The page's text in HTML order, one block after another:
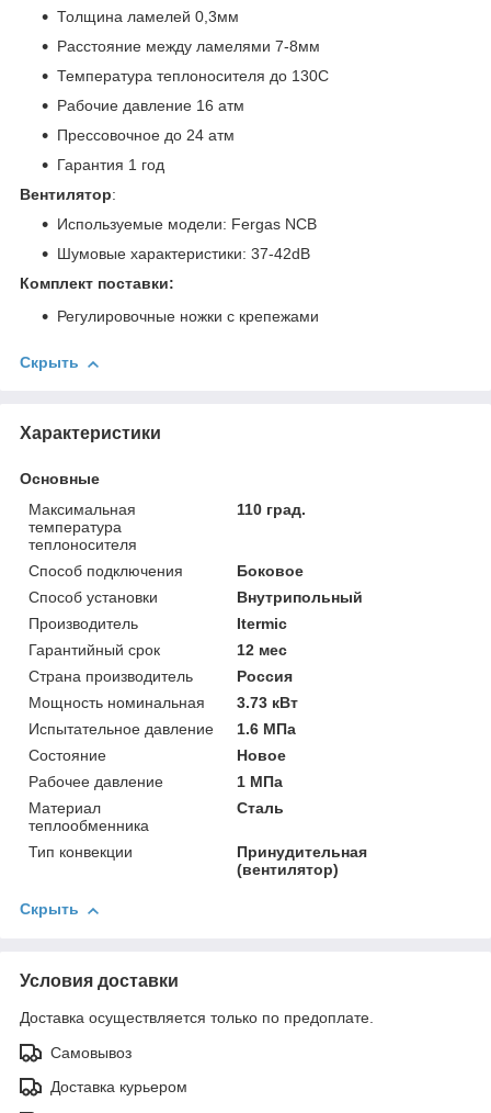
Толщина ламелей 0,3мм
Расстояние между ламелями 7-8мм
Температура теплоносителя до 130С
Рабочие давление 16 атм
Прессовочное до 24 атм
Гарантия 1 год
Вентилятор:
Используемые модели: Fergas NCB
Шумовые характеристики: 37-42dB
Комплект поставки:
Регулировочные ножки с крепежами
Скрыть
Характеристики
Основные
Максимальная
температура
теплоносителя
110 град.
Способ подключения
Боковое
Способ установки
Внутрипольный
Производитель
Itermic
Гарантийный срок
12 мес
Страна производитель
Россия
Мощность номинальная
3.73 кВт
Испытательное давление
1.6 МПа
Состояние
Новое
Рабочее давление
1 МПа
Материал
теплообменника
Сталь
Тип конвекции
Принудительная
(вентилятор)
Скрыть
Условия доставки
Доставка осуществляется только по предоплате.
Самовывоз
Доставка курьером